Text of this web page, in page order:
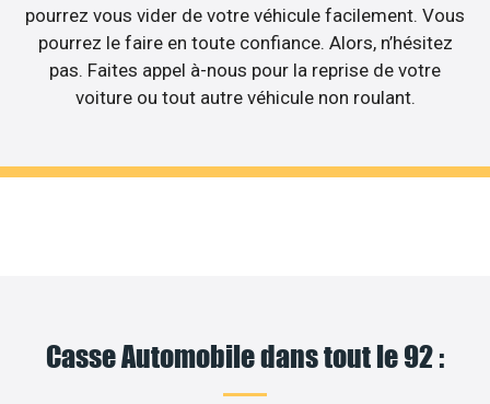
pourrez vous vider de votre véhicule facilement. Vous
pourrez le faire en toute confiance. Alors, n’hésitez
pas. Faites appel à-nous pour la reprise de votre
voiture ou tout autre véhicule non roulant.
Casse Automobile dans tout le 92 :